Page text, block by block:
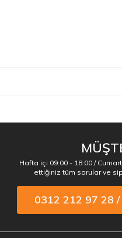
Hafta içi 09:00 - 18:00 /
ettiğiniz tüm sorular ve
0312 212 97 28